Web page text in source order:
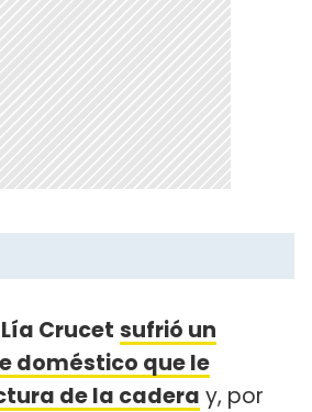
Lía Crucet sufrió un
doméstico que le
de la cadera y, por